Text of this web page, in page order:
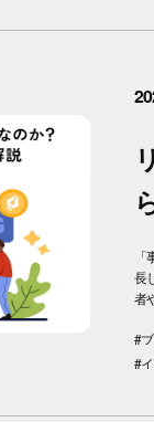
長
者
#
#